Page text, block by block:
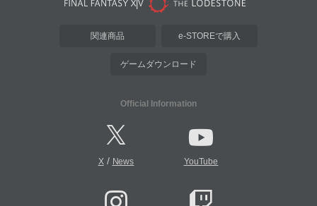
関連商品 e-STOREで購入
ゲームダウンロード
Official Information
X/ News YouTube